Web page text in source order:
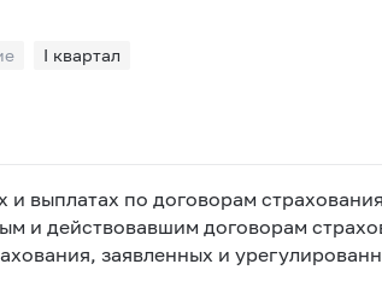
I квартал
и выплатах по договорам
и действовавшим договорам
заявленных и